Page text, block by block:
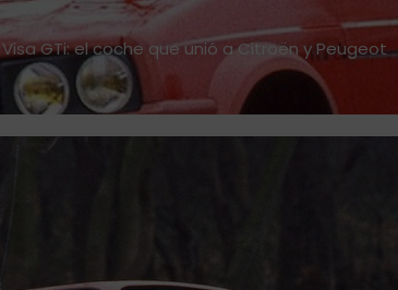
Visa GTi: el coche que unió a Citroën y Peugeot